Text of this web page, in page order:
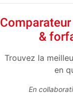
&
Trouvez la
en
En